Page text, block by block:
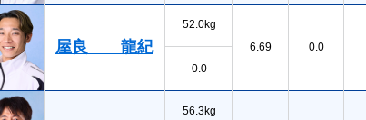
屋良 龍紀
52.0kg
6.69
0.0
0.0
56.3kg